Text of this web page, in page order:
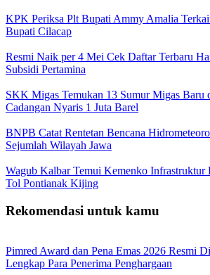
KPK Periksa Plt Bupati Ammy Amalia
Bupati Cilacap
Resmi Naik per 4 Mei Cek Daftar Terbaru
Subsidi Pertamina
SKK Migas Temukan 13 Sumur Migas Baru
Cadangan Nyaris 1 Juta Barel
BNPB Catat Rentetan Bencana
Sejumlah Wilayah Jawa
Wagub Kalbar Temui Kemenko Infrastruktur
Tol Pontianak Kijing
Rekomendasi untuk kamu
Pimred Award dan Pena Emas 2026 Resmi
Lengkap Para Penerima Penghargaan